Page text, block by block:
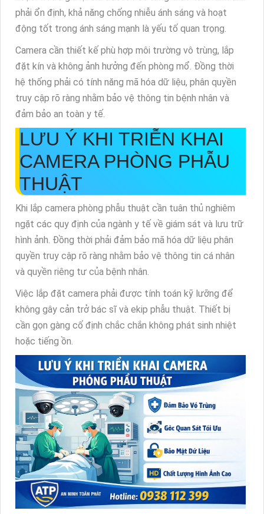
phải ổn định, khả năng chống nhiễu ánh sáng và hoạt
động tốt trong ánh sáng mạnh là yếu tố quan trọng.
Camera cần thiết kế phù hợp môi trường vô trùng, lắp
đặt kín và không ảnh hưởng đến phòng mổ. Đồng thời
hệ thống phải có tính năng mã hóa dữ liệu, phân quyền
truy cập rõ ràng nhằm bảo vệ thông tin bệnh nhân và
đảm bảo an toàn y tế.
LƯU Ý KHI TRIỄN KHAI
CAMERA PHÒNG PHẪU
THUẬT
Khi lắp camera phòng phẫu thuật cần tuân thủ nghiêm
ngặt các quy định của ngành y tế về giám sát và lưu trữ
hình ảnh. Đồng thời phải đảm bảo mã hóa dữ liệu phân
quyền truy cập rõ ràng nhằm bảo vệ thông tin cá nhân
và quyền riêng tư của bệnh nhân.
Việc lắp đặt camera phải được tính toán kỹ lưỡng để
không gây cản trở bác sĩ và ekip phẫu thuật. Thiết bị
cần gọn gàng cố định chắc chắn không phát sinh nhiệt
hoặc tiếng ồn.